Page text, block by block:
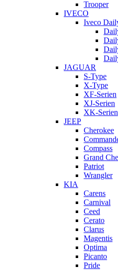
Trooper
IVECO
Iveco
JAGUAR
S-Type
X-Type
XF-Serien
XJ-Serien
XK-Serien
JEEP
Cherokee
Compass
Grand
Patriot
Wrangler
KIA
Carens
Carnival
Ceed
Cerato
Clarus
Magentis
Optima
Picanto
Pride